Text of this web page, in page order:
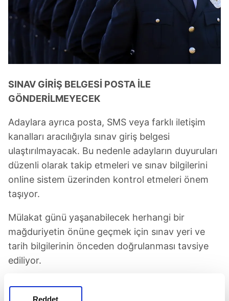
Reddet
SINAV GİRİŞ BELGESİ POSTA İLE
GÖNDERİLMEYECEK
Adaylara ayrıca posta, SMS veya farklı iletişim
kanalları aracılığıyla sınav giriş belgesi
ulaştırılmayacak. Bu nedenle adayların duyuruları
düzenli olarak takip etmeleri ve sınav bilgilerini
online sistem üzerinden kontrol etmeleri önem
taşıyor.
Mülakat günü yaşanabilecek herhangi bir
mağduriyetin önüne geçmek için sınav yeri ve
tarih bilgilerinin önceden doğrulanması tavsiye
ediliyor.